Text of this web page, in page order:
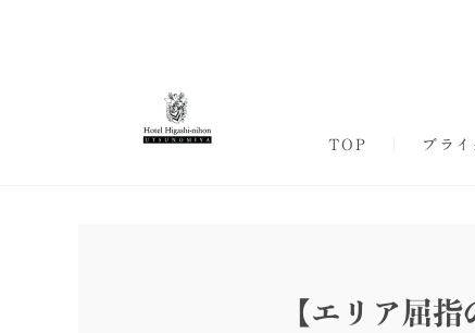
TOP ブラ
【エリア屈